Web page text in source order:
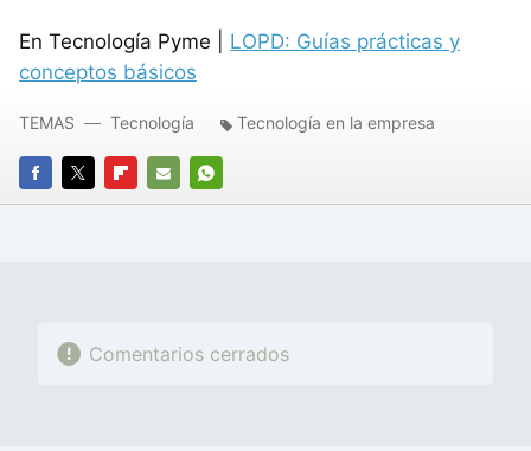
En Tecnología Pyme | LOPD: Guías prácticas y
conceptos básicos
FACEBOOK
TWITTERFLIPBOARD
E-
WHATSAPP
TEMAS Tecnología Tecnología en la empresa
Comentarios cerrados